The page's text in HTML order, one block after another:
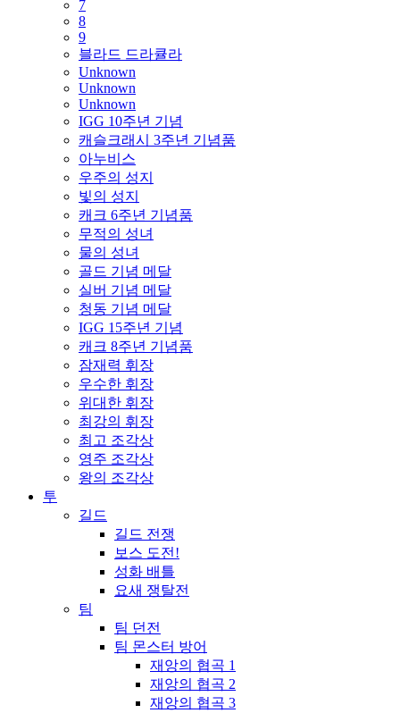
7
8
9
블라드 드라큘라
Unknown
Unknown
Unknown
IGG 10주년 기념
캐슬크래시 3주년 기념품
아누비스
우주의 성지
빛의 성지
캐크 6주년 기념품
무적의 성녀
물의 성녀
골드 기념 메달
실버 기념 메달
청동 기념 메달
IGG 15주년 기념
캐크 8주년 기념품
잠재력 휘장
우수한 휘장
위대한 휘장
최강의 휘장
최고 조각상
영주 조각상
왕의 조각상
투
길드
길드 전쟁
보스 도전!
성화 배틀
요새 쟁탈전
팀
팀 던전
팀 몬스터 방어
재앙의 협곡 1
재앙의 협곡 2
재앙의 협곡 3